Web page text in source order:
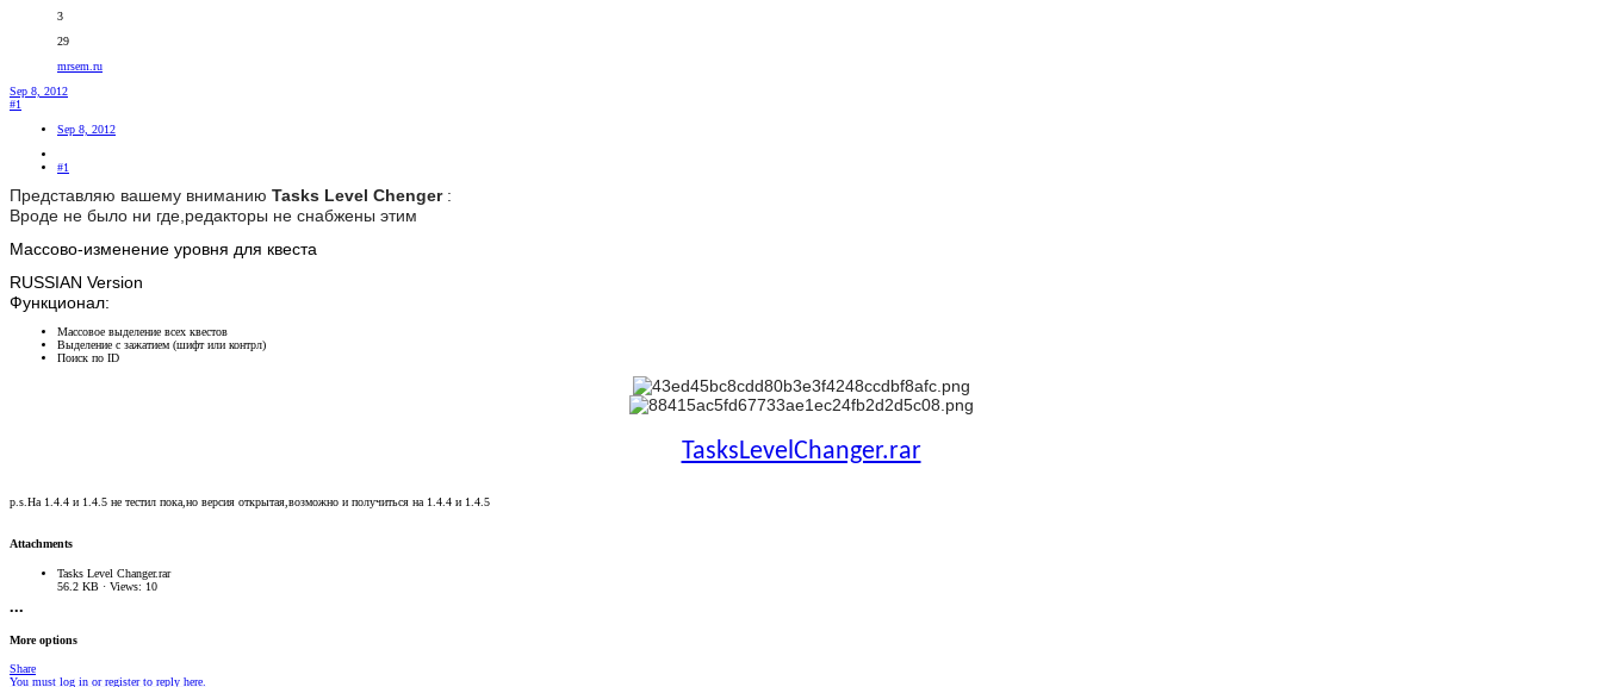
3
29
mrsem.ru
Sep 8, 2012
#1
Sep 8, 2012
#1
Представляю вашему вниманию Tasks Level Chenger:
Вроде не было ни где,редакторы не снабжены этим
Массово-изменение уровня для квеста
RUSSIAN Version
Функционал:
Массовое выделение всех квестов
Выделение с зажатием (шифт или контрл)
Поиск по ID
TasksLevelChanger.rar
p.s.На 1.4.4 и 1.4.5 не тестил пока,но версия открытая,возможно и получиться на 1.4.4 и 1.4.5
Attachments
Tasks Level Changer.rar
56.2 KB · Views: 10
•••
More options
Share
You must log in or register to reply here.